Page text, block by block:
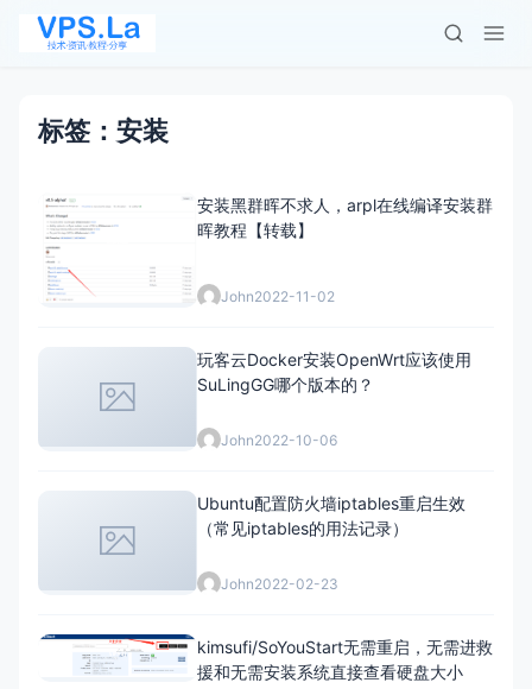
标签：安装
安装黑群晖不求人，arpl在线编译安装群
晖教程【转载】
John2022-11-02
玩客云Docker安装OpenWrt应该使用
SuLingGG哪个版本的？
John2022-10-06
Ubuntu配置防火墙iptables重启生效
（常见iptables的用法记录）
John2022-02-23
kimsufi/SoYouStart无需重启，无需进救
援和无需安装系统直接查看硬盘大小